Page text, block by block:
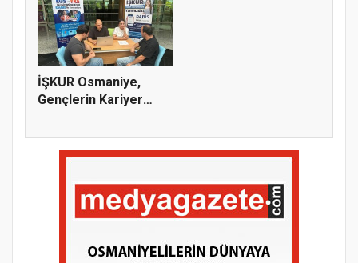
İŞKUR Osmaniye,
Gençlerin Kariyer